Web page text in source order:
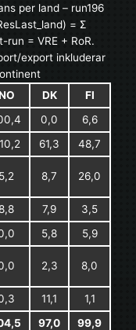
per land – run196
= Σ
run = VRE + RoR.
export inkluderar
DK
FI
0,0
6,6
61,3
48,7
5,2 8,7 26,0
7,9
3,5
5,8
5,9
2,3 8,0
11,1
1,1
97,0 99,9